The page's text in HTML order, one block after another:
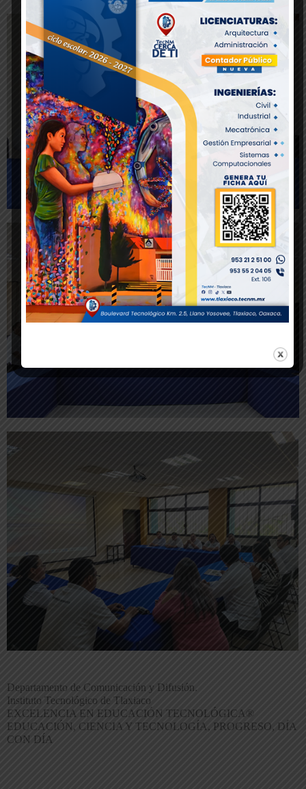
Departamento de Comunicación y Difusión.
Instituto Tecnológico de Tlaxiaco
EXCELENCIA EN EDUCACIÓN TECNOLÓGICA®
EDUCACIÓN, CIENCIA Y TECNOLOGÍA, PROGRESO, DÍA
CON DÍA